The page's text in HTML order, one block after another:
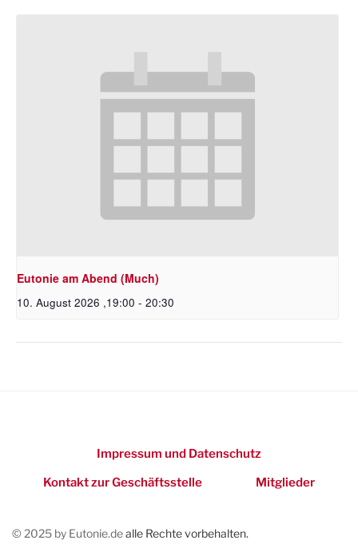
Eutonie am Abend (Much)
10. August 2026 ,19:00 - 20:30
Impressum und Datenschutz
Kontakt zur Geschäftsstelle
Mitglieder
© 2025 by Eutonie.dealle Rechte vorbehalten.